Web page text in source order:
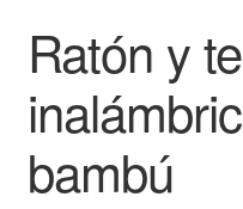
Ratón y
bambú